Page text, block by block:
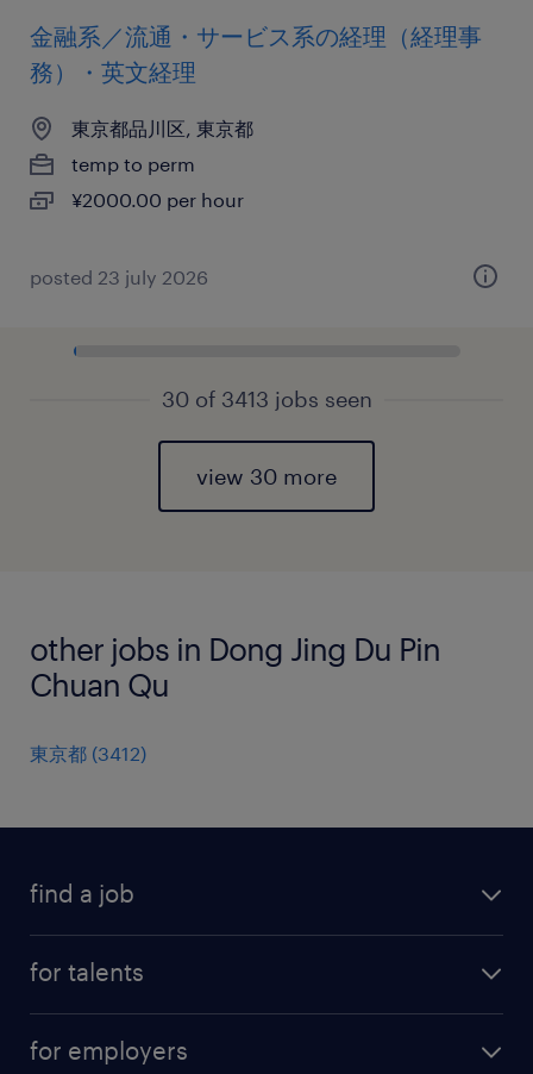
金融系／流通・サービス系の経理（経理事
務）・英文経理
東京都品川区, 東京都
temp to perm
¥2000.00 per hour
posted 23 july 2026
30 of 3413 jobs seen
view 30 more
other jobs in Dong Jing Du Pin
Chuan Qu
東京都 (3412)
find a job
for talents
for employers